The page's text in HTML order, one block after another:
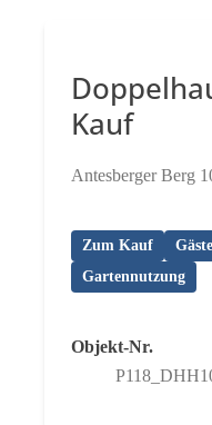
Kauf
Antesberger Berg
Zum Kauf
Gartennutzung
Objekt-Nr.